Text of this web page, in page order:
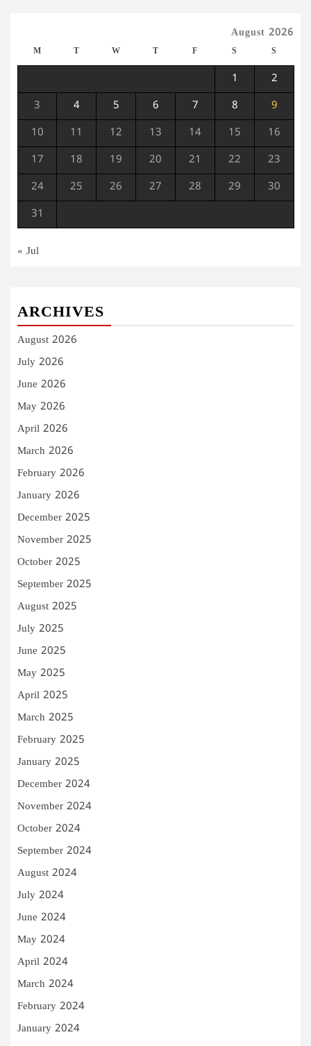
August 2026
M T W T F S S
1 2
3 4 5 6 7 8 9
10 11 12 13 14 15 16
17 18 19 20 21 22 23
24 25 26 27 28 29 30
31
« Jul
ARCHIVES
August 2026
July 2026
June 2026
May 2026
April 2026
March 2026
February 2026
January 2026
December 2025
November 2025
October 2025
September 2025
August 2025
July 2025
June 2025
May 2025
April 2025
March 2025
February 2025
January 2025
December 2024
November 2024
October 2024
September 2024
August 2024
July 2024
June 2024
May 2024
April 2024
March 2024
February 2024
January 2024